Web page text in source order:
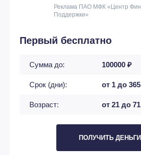
Реклама ПАО МФК «Центр
Поддержки»
Первый бесплатно
Сумма до: 100000 ₽
Срок (дни): от 1 до
Возраст: от 21 до
ПОЛУЧИТЬ ДЕНЬГИ